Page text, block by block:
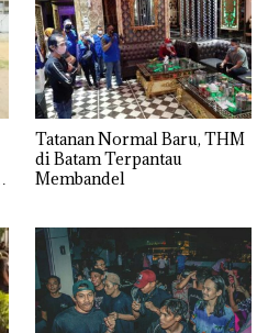
Tatanan Normal Baru, THM
di Batam Terpantau
Membandel